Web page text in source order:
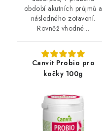
období akutních průjmů a
následného zotavení.
Rovněž vhodné...
Canvit Probio pro
kočky 100g